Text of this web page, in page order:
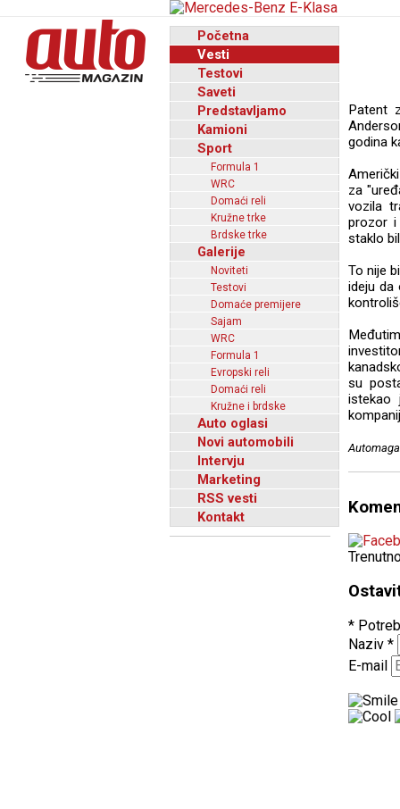
Početna
Vesti
Testovi
Saveti
Predstavljamo
Kamioni
Sport
Formula 1
WRC
Domaći reli
Kružne trke
Brdske trke
Galerije
Noviteti
Testovi
Domaće premijere
Sajam
WRC
Formula 1
Evropski reli
Domaći reli
Kružne i brdske
Auto oglasi
Novi automobili
Intervju
Marketing
RSS vesti
Kontakt
Patent
godina
za
vozila
prozor i
staklo
To nije
ideju da
su
istekao
*
Naziv *
E-mail